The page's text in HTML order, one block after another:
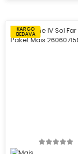
KARGO
BEDAVA